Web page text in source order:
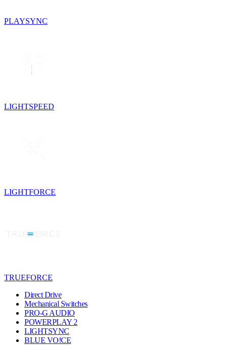
PLAYSYNC
LIGHTSPEED
LIGHTFORCE
TRUEFORCE
Direct Drive
Mechanical Switches
PRO-G AUDIO
POWERPLAY 2
LIGHTSYNC
BLUE VO!CE